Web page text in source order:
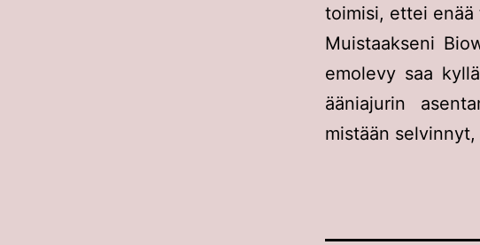
toimisi, ettei
Muistaakseni
emolevy saa
ääniajurin
mistään